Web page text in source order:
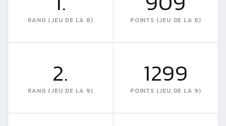
RANG (JEU DE LA 8) POINTS (JEU DE LA 8)
2.
RANG (JEU DE LA 9)
1299
POINTS (JEU DE LA 9)